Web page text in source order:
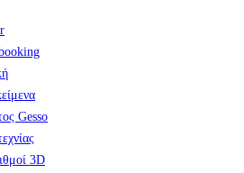
Gesso
3D